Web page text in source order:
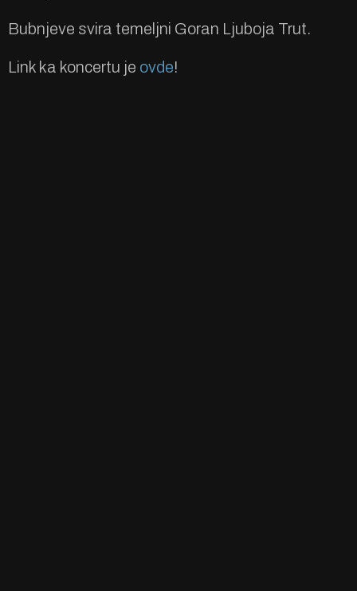
Bubnjeve svira temeljni Goran Ljuboja Trut.
Link ka koncertu je ovde!